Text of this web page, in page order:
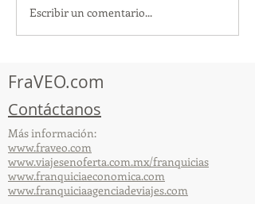
TourTravelynByFraveo
participó en la
Escribir un comentario...
FraVEO.com
Contáctanos
Más información:
www.fraveo.com
www.viajesenoferta.com.mx/franquicias
www.franquiciaeconomica.com
www.franquiciaagenciadeviajes.com